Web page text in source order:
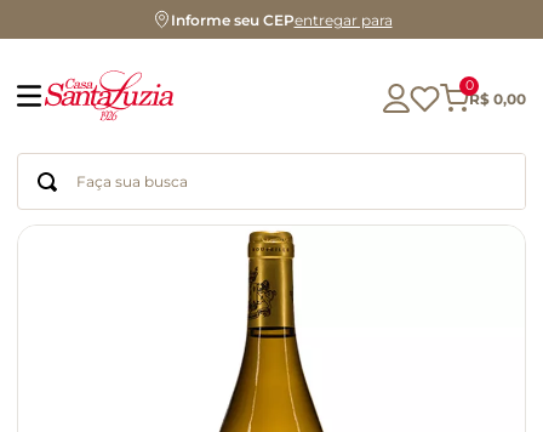
Informe seu CEPentregar para
0
R$ 0,00
Faça sua busca